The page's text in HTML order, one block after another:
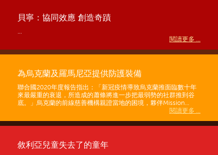
貝寧：協同效應 創造奇蹟
...
閱讀更多 ...
為烏克蘭及羅馬尼亞提供防護裝備
聯合國2020年度報告指出：「新冠疫情導致烏克蘭推面臨數十年
來最嚴重的衰退，所造成的蕭條將進一步把最弱勢的社群推到谷
底。」烏克蘭的前線慈善機構親證當地的困境，夥伴Mission...
閱讀更多 ...
敘利亞兒童失去了的童年